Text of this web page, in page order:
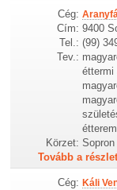
Cég:
Cím: 9400
Tel.: (99)
Tev.:
éttermi
Körzet: Sopron
Tovább a
Cég: Káli